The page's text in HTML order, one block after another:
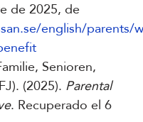
de 2025, de
english/parents/
Senioren,
(2025). Parental
. Recuperado el 6